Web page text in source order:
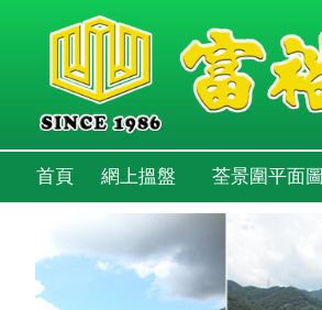
首頁 網上搵盤 荃景圍平面圖